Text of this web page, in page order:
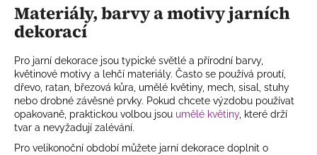
Materiály, barvy a motivy jarních
dekorací
Pro jarní dekorace jsou typické světlé a přírodní barvy,
květinové motivy a lehčí materiály. Často se používá proutí,
dřevo, ratan, březová kůra, umělé květiny, mech, sisal, stuhy
nebo drobné závěsné prvky. Pokud chcete výzdobu používat
opakovaně, praktickou volbou jsou umělé květiny, které drží
tvar a nevyžadují zalévání.
Pro velikonoční období můžete jarní dekorace doplnit o